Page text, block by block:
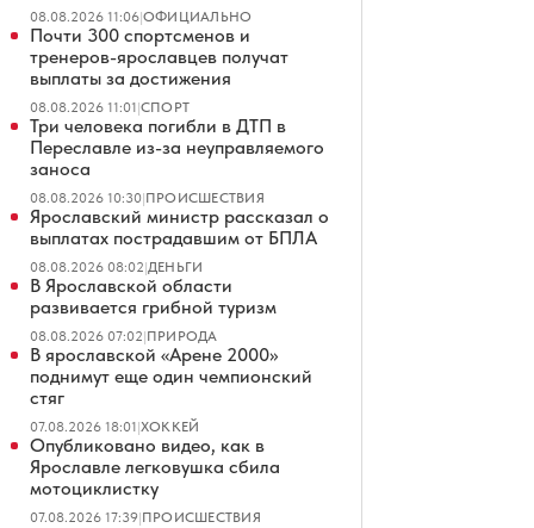
08.08.2026 11:06|ОФИЦИАЛЬНО
Почти 300 спортсменов и
тренеров-ярославцев получат
выплаты за достижения
08.08.2026 11:01|СПОРТ
Три человека погибли в ДТП в
Переславле из-за неуправляемого
заноса
08.08.2026 10:30|ПРОИСШЕСТВИЯ
Ярославский министр рассказал о
выплатах пострадавшим от БПЛА
08.08.2026 08:02|ДЕНЬГИ
В Ярославской области
развивается грибной туризм
08.08.2026 07:02|ПРИРОДА
В ярославской «Арене 2000»
поднимут еще один чемпионский
стяг
07.08.2026 18:01|ХОККЕЙ
Опубликовано видео, как в
Ярославле легковушка сбила
мотоциклистку
07.08.2026 17:39|ПРОИСШЕСТВИЯ